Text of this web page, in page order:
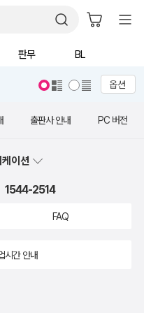
판무 BL
옵션
출판사 안내 PC 버전
이션
1544-2514
FAQ
시간 안내